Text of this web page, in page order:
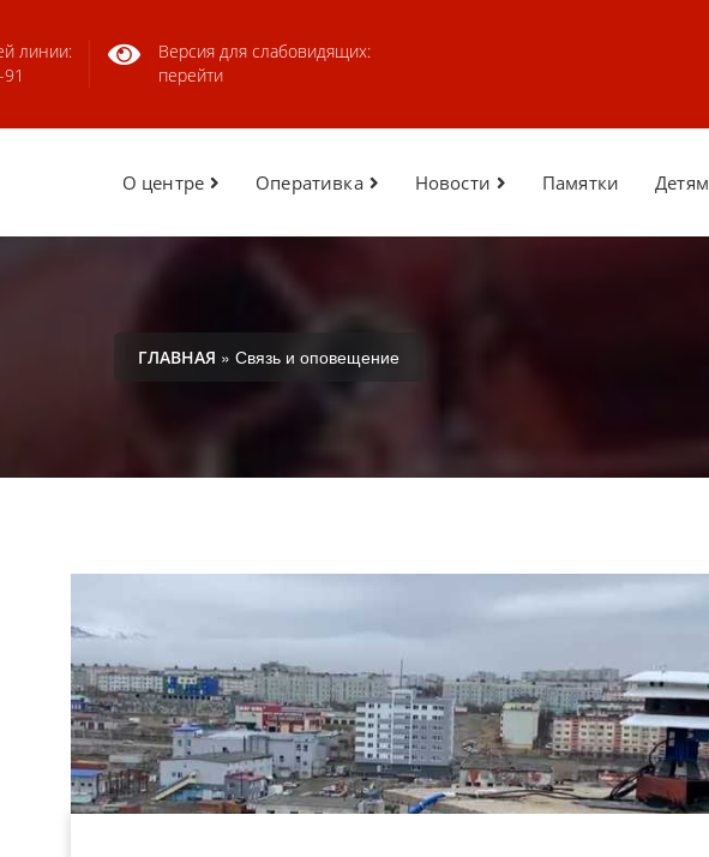
линии:
Версия для слабовидящих:
перейти
О центре Оперативка Новости Памятки Детям
ГЛАВНАЯ » Связь и оповещение